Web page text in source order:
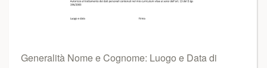
Generalità Nome e Cognome: Luogo e Data di